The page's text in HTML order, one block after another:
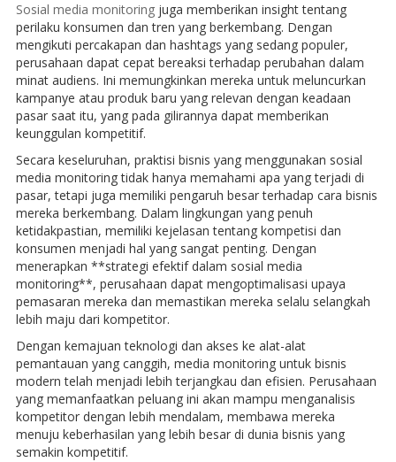
Sosial media monitoringjuga memberikan insight tentang
perilaku konsumen dan tren yang berkembang. Dengan
mengikuti percakapan dan hashtags yang sedang populer,
perusahaan dapat cepat bereaksi terhadap perubahan dalam
minat audiens. Ini memungkinkan mereka untuk meluncurkan
kampanye atau produk baru yang relevan dengan keadaan
pasar saat itu, yang pada gilirannya dapat memberikan
keunggulan kompetitif.
Secara keseluruhan, praktisi bisnis yang menggunakan sosial
media monitoring tidak hanya memahami apa yang terjadi di
pasar, tetapi juga memiliki pengaruh besar terhadap cara bisnis
mereka berkembang. Dalam lingkungan yang penuh
ketidakpastian, memiliki kejelasan tentang kompetisi dan
konsumen menjadi hal yang sangat penting. Dengan
menerapkan **strategi efektif dalam sosial media
monitoring**, perusahaan dapat mengoptimalisasi upaya
pemasaran mereka dan memastikan mereka selalu selangkah
lebih maju dari kompetitor.
Dengan kemajuan teknologi dan akses ke alat-alat
pemantauan yang canggih, media monitoring untuk bisnis
modern telah menjadi lebih terjangkau dan efisien. Perusahaan
yang memanfaatkan peluang ini akan mampu menganalisis
kompetitor dengan lebih mendalam, membawa mereka
menuju keberhasilan yang lebih besar di dunia bisnis yang
semakin kompetitif.